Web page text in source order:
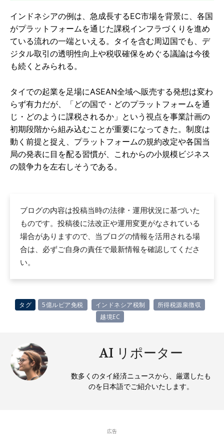
インドネシアの例は、急成長するEC市場を背景に、各国
がプラットフォームを通じた課税インフラづくりを進め
ている流れの一端といえる。タイを含む周辺国でも、デ
ジタル取引の透明性向上や税収確保をめぐる議論は今後
も続くとみられる。
タイでの起業を足場にASEAN全域へ販売する発想は変わ
らず有力だが、「どの国で・どのプラットフォームを通
じ・どのように課税されるか」という視点を事業計画の
初期段階から組み込むことが重要になってきた。制度は
動く前提と捉え、プラットフォームの規約改定や各国当
局の発表に目を配る習慣が、これからの小規模ビジネス
の競争力を左右しそうである。
ブログの内容は投稿当時の法律・運用状況に基づいた
ものです。投稿後に法改正や運用変更がなされている
場合がありますので、当ブログの情報を活用される場
合は、必ずご自身の責任で最新情報を確認してくださ
い。
タグ 5億ルピア免税 インドネシア税制
所得税源泉徴収
越境EC
AI リポーター
数多くのタイ経済ニュースから、厳選したも
のを日本語でご紹介いたします。
広告